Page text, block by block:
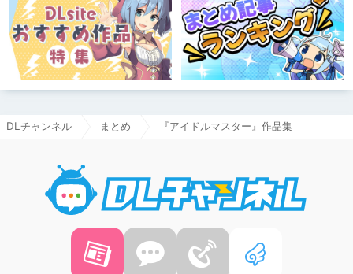
DLチャンネル まとめ 『アイドルマスター』作品集